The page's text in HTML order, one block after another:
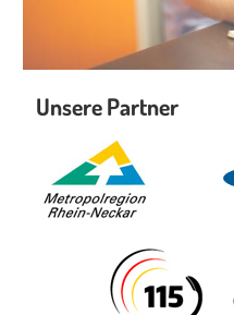
Unsere Partner